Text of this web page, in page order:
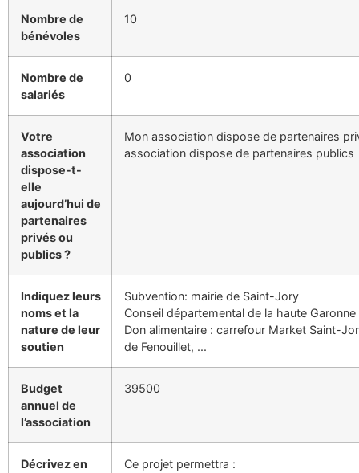
Nombre de
bénévoles
10
Nombre de
salariés
0
Votre
association
dispose-t-
elle
aujourd’hui de
partenaires
privés ou
publics ?
Mon association dispose de partenaires
association dispose de partenaires publics
Indiquez leurs
noms et la
nature de leur
soutien
Subvention: mairie de Saint-Jory
Conseil départemental de la haute Garonne
Don alimentaire : carrefour Market Saint-
de Fenouillet, ...
Budget
annuel de
l’association
39500
Décrivez en
Ce projet permettra :